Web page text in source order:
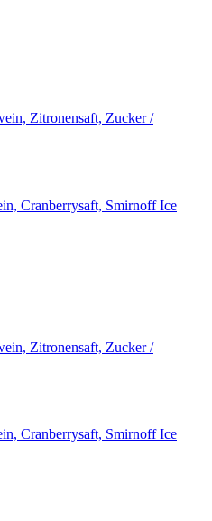
Zitronensaft, Zucker /
Cranberrysaft, Smirnoff Ice
Zitronensaft, Zucker /
Cranberrysaft, Smirnoff Ice